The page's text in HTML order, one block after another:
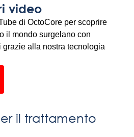
video
di OctoCore per scoprire
il mondo surgelano con
alla nostra tecnologia
il trattamento